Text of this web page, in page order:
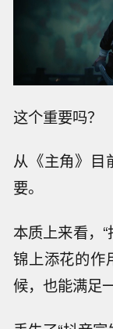
这个重要吗？
从《主角》目
要。
本质上来看，
锦上添花的作
候，也能满足